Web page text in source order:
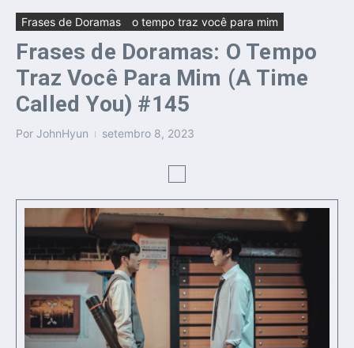
Frases de Doramas o tempo traz você para mim
Frases de Doramas: O Tempo
Traz Você Para Mim (A Time
Called You) #145
Por JohnHyun setembro 8, 2023